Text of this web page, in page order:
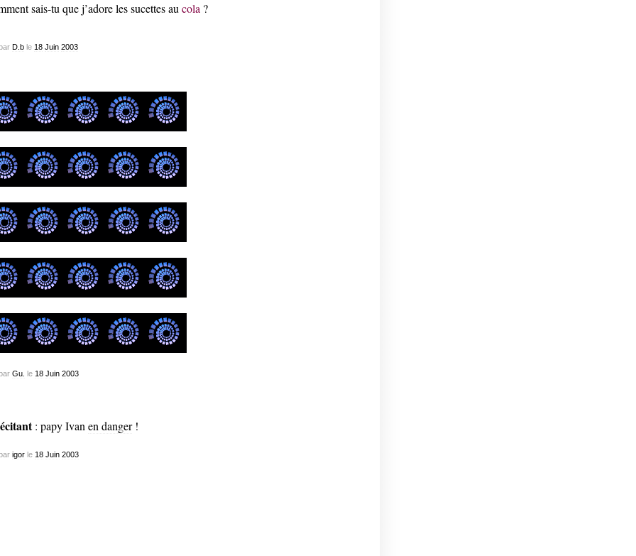
sais-tu que j’adore les sucettes aucola ?
D.ble 18 Juin 2003
Gu. le 18 Juin 2003
: papy Ivanen danger!
igorle 18 Juin 2003